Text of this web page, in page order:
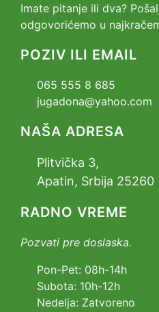
Imate pitanje ili dva?
odgovorićemo u
POZIV ILI EMAIL
065 555 8 685
jugadona@yahoo.com
NAŠA ADRESA
Plitvička 3,
Apatin, Srbija 25260
RADNO VREME
Pozvati pre doslaska.
Pon-Pet: 08h-14h
Subota: 10h-12h
Nedelja: Zatvoreno